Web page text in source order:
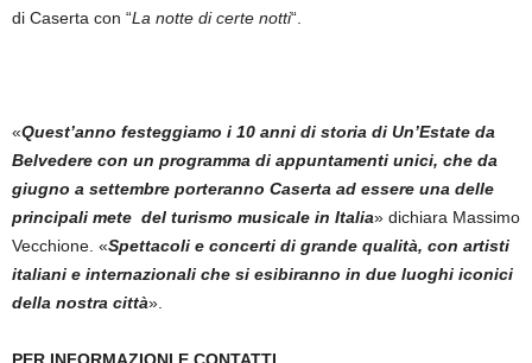
di Caserta con “La notte di certe notti“.
«Quest’anno festeggiamo i 10 anni di storia di Un’Estate da
Belvedere con un programma di appuntamenti unici, che da
giugno a settembre porteranno Caserta ad essere una delle
principali mete del turismo musicale in Italia» dichiara Massimo
Vecchione. «Spettacoli e concerti di grande qualità, con artisti
italiani e internazionali che si esibiranno in due luoghi iconici
della nostra città».